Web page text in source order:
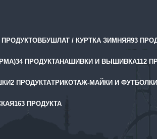
ПРОДУКТОВБУШЛАТ / КУРТКА ЗИМНЯЯ93
34 ПРОДУКТАНАШИВКИ И ВЫШИВКА112
2 ПРОДУКТАТРИКОТАЖ-МАЙКИ И ФУТБОЛКИ
163 ПРОДУКТА